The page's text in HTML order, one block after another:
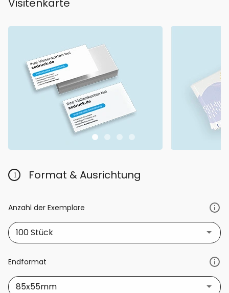
Visitenkarte
Format & Ausrichtung
Anzahl der Exemplare
100 Stück
Endformat
85x55mm